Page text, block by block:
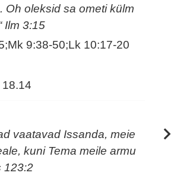
Oh oleksid sa ometi külm
Ilm 3:15
9:38-50;Lk 10:17-20
18.14
vaatavad Issanda, meie
kuni Tema meile armu
123:2